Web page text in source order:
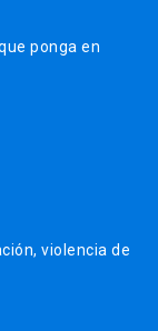
ponga en
violencia de